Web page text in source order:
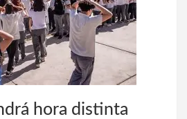
hora distinta